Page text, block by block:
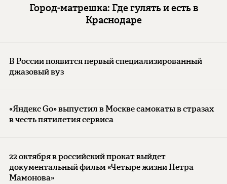
Город-матрешка: Где гулять и есть в
Краснодаре
В России появится первый специализированный
джазовый вуз
«Яндекс Go» выпустил в Москве самокаты в стразах
в честь пятилетия сервиса
22 октября в российский прокат выйдет
документальный фильм «Четыре жизни Петра
Мамонова»